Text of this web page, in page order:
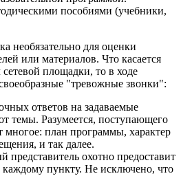
пособиями (учебники,
необязательно для оценки
или материалов. Что касается
сетевой площадки, то в ходе
"тревожные звонки":
ответов на задаваемые
темы. Разумеется, поступающего
многое: план программы, характер
и так далее.
охотно предоставит
каждому пункту. Не исключено, что